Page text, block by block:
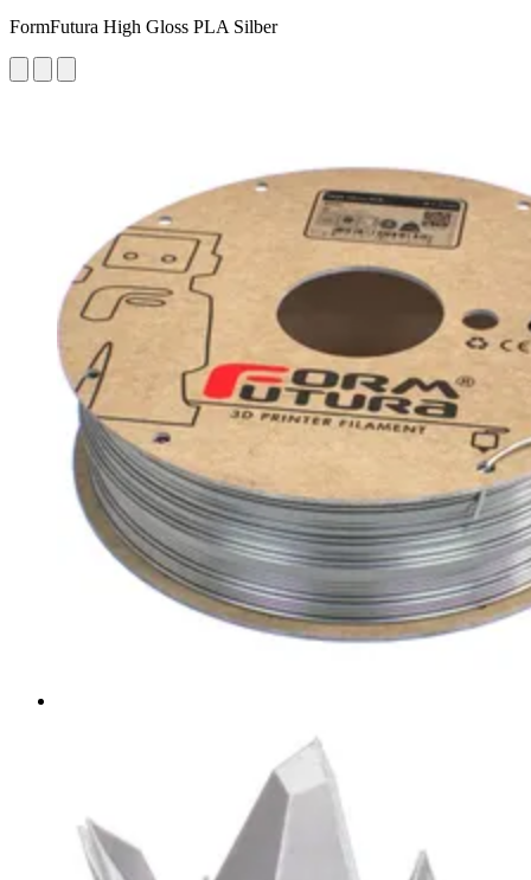
FormFutura High Gloss PLA Silber